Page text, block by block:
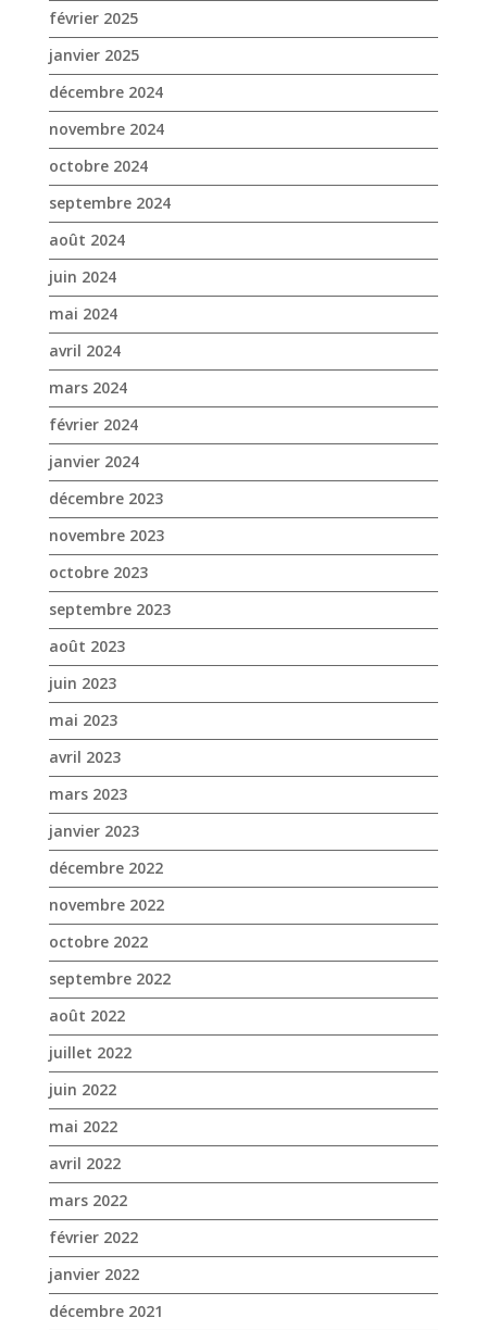
septembre 2024
août 2024
juin 2024
mai 2024
avril 2024
mars 2024
février 2024
janvier 2024
décembre 2023
novembre 2023
octobre 2023
septembre 2023
août 2023
juin 2023
mai 2023
avril 2023
mars 2023
janvier 2023
décembre 2022
novembre 2022
octobre 2022
septembre 2022
août 2022
juillet 2022
juin 2022
mai 2022
avril 2022
mars 2022
février 2022
janvier 2022
décembre 2021
novembre 2021
octobre 2021
septembre 2021
août 2021
juillet 2021